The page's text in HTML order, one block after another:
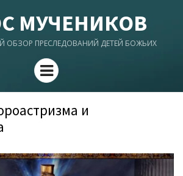
МУЧЕНИКОВ
ОБЗОР ПРЕСЛЕДОВАНИЙ ДЕТЕЙ БОЖЬИХ
Menu
и